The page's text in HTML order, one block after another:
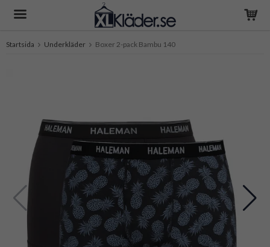
Startsida Underkläder Boxer 2-pack Bambu 140